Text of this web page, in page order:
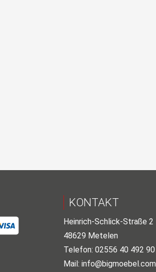
KONTAKT
Heinrich-Schlick-Straße 2
48629 Metelen
Telefon: 02556 40 492 90
Mail: info@bigmoebel.com